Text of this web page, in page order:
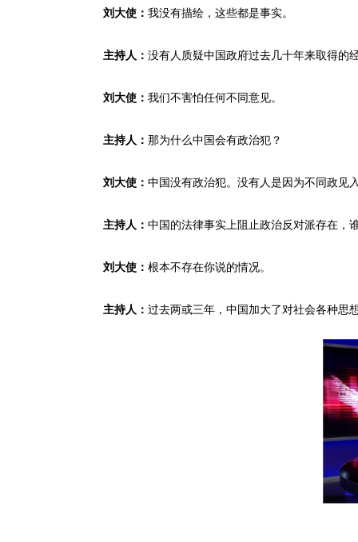
刘大使： 我没有描绘，这些都是事实。
主持人： 没有人质疑中国政府过去几十年来取得的
刘大使： 我们不害怕任何不同意见。
主持人： 那为什么中国会有政治犯？
刘大使： 中国没有政治犯。没有人是因为不同政见
主持人： 中国的法律事实上阻止政治反对派存在，
刘大使： 根本不存在你说的情况。
主持人： 过去两或三年，中国加大了对社会各种思